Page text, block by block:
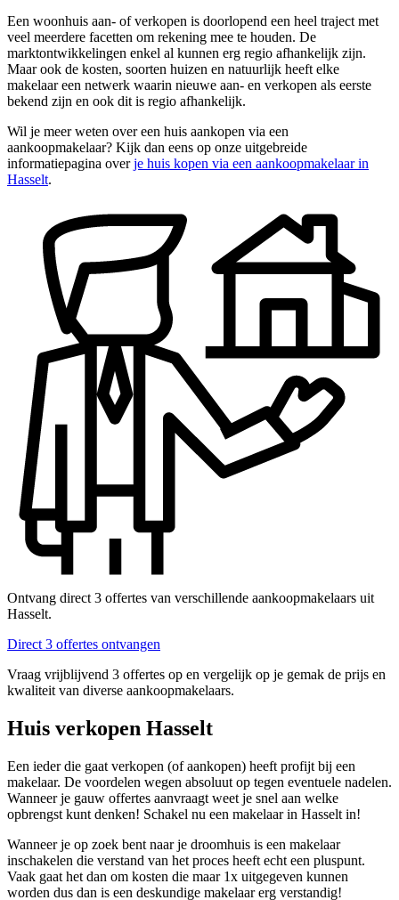
Een woonhuis aan- of verkopen is doorlopend een heel traject met
veel meerdere facetten om rekening mee te houden. De
marktontwikkelingen enkel al kunnen erg regio afhankelijk zijn.
Maar ook de kosten, soorten huizen en natuurlijk heeft elke
makelaar een netwerk waarin nieuwe aan- en verkopen als eerste
bekend zijn en ook dit is regio afhankelijk.
Wil je meer weten over een huis aankopen via een
aankoopmakelaar? Kijk dan eens op onze uitgebreide
informatiepagina overje huis kopen via een aankoopmakelaar in
Hasselt.
Ontvang direct 3 offertes van verschillende aankoopmakelaars uit
Hasselt.
Direct 3 offertes ontvangen
Vraag vrijblijvend 3 offertes op en vergelijk op je gemak de prijs en
kwaliteit van diverse aankoopmakelaars.
Huis verkopen Hasselt
Een ieder die gaat verkopen (of aankopen) heeft profijt bij een
makelaar. De voordelen wegen absoluut op tegen eventuele nadelen.
Wanneer je gauw offertes aanvraagt weet je snel aan welke
opbrengst kunt denken! Schakel nu een makelaar in Hasselt in!
Wanneer je op zoek bent naar je droomhuis is een makelaar
inschakelen die verstand van het proces heeft echt een pluspunt.
Vaak gaat het dan om kosten die maar 1x uitgegeven kunnen
worden dus dan is een deskundige makelaar erg verstandig!